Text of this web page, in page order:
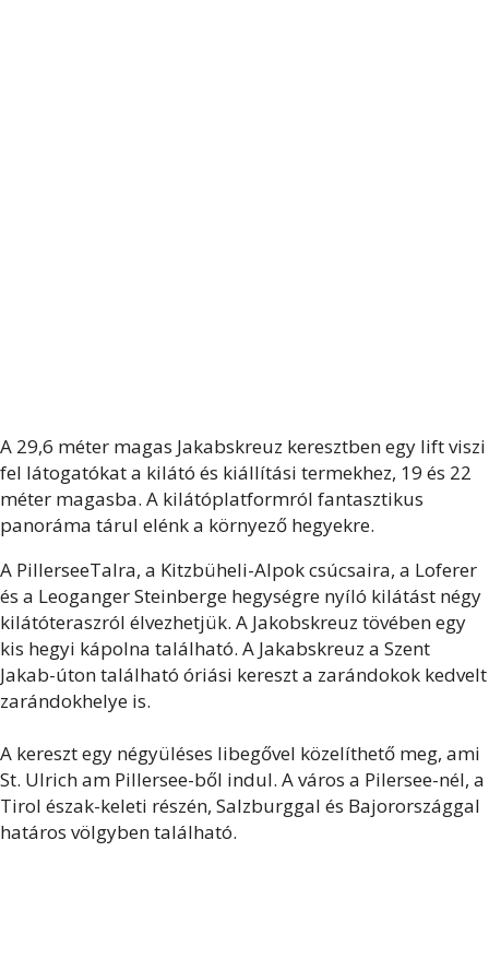
A 29,6 méter magas Jakabskreuz keresztben egy lift viszi
fel látogatókat a kilátó és kiállítási termekhez, 19 és 22
méter magasba. A kilátóplatformról fantasztikus
panoráma tárul elénk a környező hegyekre.
A PillerseeTalra, a Kitzbüheli-Alpok csúcsaira, a Loferer
és a Leoganger Steinberge hegységre nyíló kilátást négy
kilátóteraszról élvezhetjük. A Jakobskreuz tövében egy
kis hegyi kápolna található. A Jakabskreuz a Szent
Jakab-úton található óriási kereszt a zarándokok kedvelt
zarándokhelye is.
A kereszt egy négyüléses libegővel közelíthető meg, ami
St. Ulrich am Pillersee-ből indul. A város a Pilersee-nél, a
Tirol észak-keleti részén, Salzburggal és Bajorországgal
határos völgyben található.